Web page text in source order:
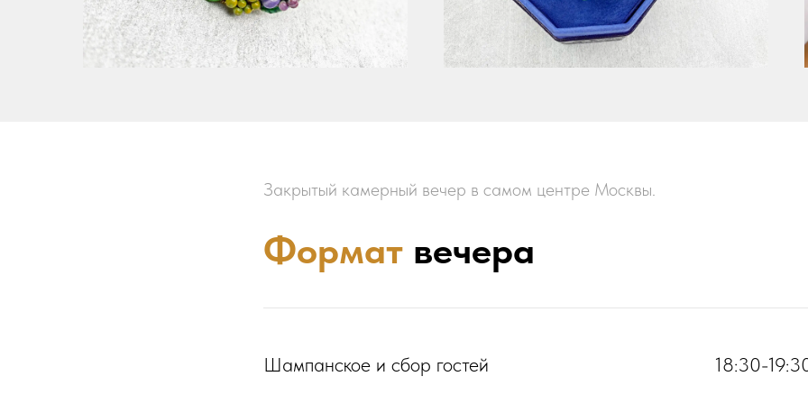
Закрытый камерный вечер в самом центре Москвы.
Формат вечера
Шампанское и сбор гостей 18:30-